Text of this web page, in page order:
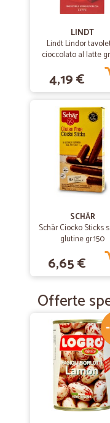
LINDT
Lindt Lindor
cioccolato al latte
4,19 €
SCHÄR
Schär Ciocko Sticks
glutine gr.150
6,65 €
Offerte